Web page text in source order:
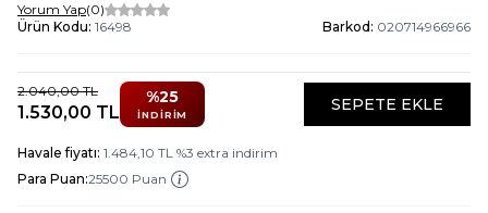
Yorum Yap(0)
Ürün Kodu: 16498 Barkod: 020714966966
2.040,00TL
1.530,00 TL
%25
İNDIRIM
SEPETE EKLE
Havale fiyatı: 1.484,10 TL %3 extra indirim
Para Puan:25500 Puan